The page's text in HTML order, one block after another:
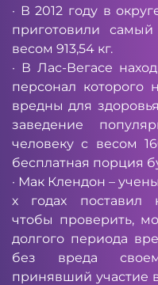
· В 2012 году в
приготовили
весом 913,54 кг.
· В Лас-Вегасе
персонал которого
вредны для
заведение
человеку с весом
бесплатная порция
· Мак Клендон –
х годах поставил
чтобы проверить,
долгого периода
без вреда
принявший участие